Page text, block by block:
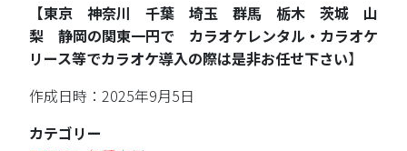
【東京 神奈川 千葉 埼玉 群馬 栃木 茨城 山
梨 静岡の関東一円で カラオケレンタル・カラオケ
リース等でカラオケ導入の際は是非お任せ下さい】
作成日時：2025年9月5日
カテゴリー